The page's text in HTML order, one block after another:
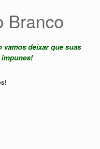
Branco
vamos deixar que suas